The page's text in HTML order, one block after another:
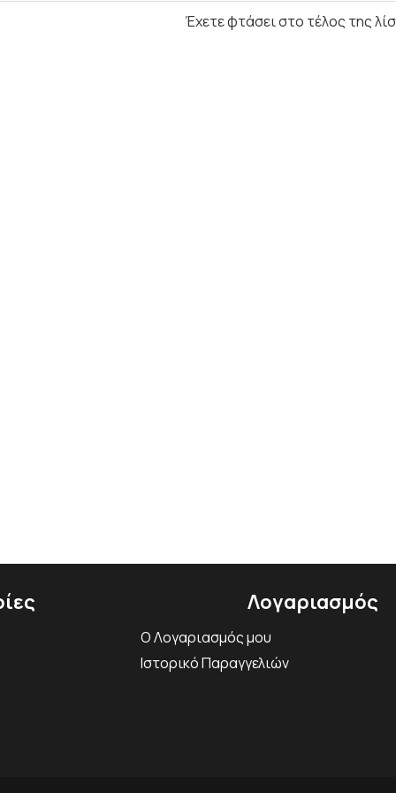
Έχετε φτάσει στο τέλος της
Λογαριασμός
Ο Λογαριασμός μου
Ιστορικό Παραγγελιών